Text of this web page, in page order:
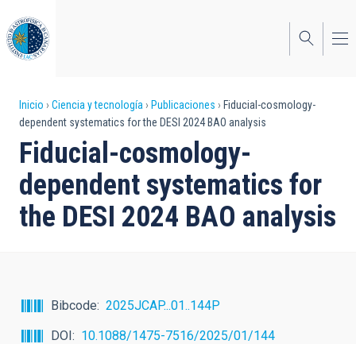
al
contenido
principal
Sobrescribir
enlaces
de
ayuda
a
Inicio Ciencia y tecnología Publicaciones
Fiducial-cosmology-
dependent systematics for the DESI 2024 BAO analysis
Fiducial-cosmology-
dependent systematics for
the DESI 2024 BAO analysis
Bibcode
2025JCAP...01..144P
DOI
10.1088/1475-7516/2025/01/144